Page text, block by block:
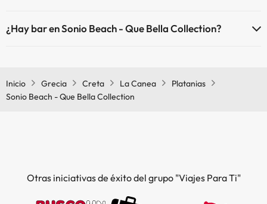
¿Hay bar en Sonio Beach - Que Bella Collection?
Inicio Grecia Creta La Canea
Platanias
Sonio Beach - Que Bella Collection
Otras iniciativas de éxito del grupo "Viajes Para Ti"